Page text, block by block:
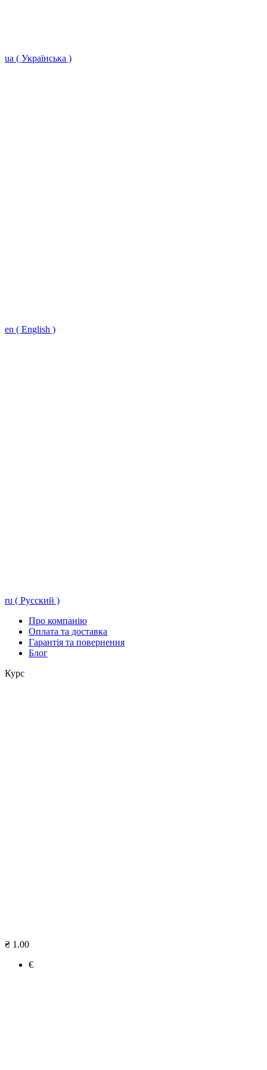
ua ( Українська )
en ( English )
ru ( Русский )
Про компанію
Оплата та доставка
Гарантія та повернення
Блог
Курс
₴ 1.00
€